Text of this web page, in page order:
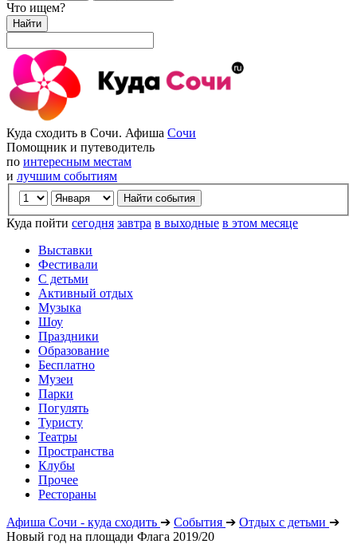
Что ищем?
Найти
Куда сходить в Сочи. Афиша Сочи
Помощник и путеводитель
по интересным местам
и лучшим событиям
Куда пойти сегодня завтра в выходные в этом месяце
Выставки
Фестивали
С детьми
Активный отдых
Музыка
Шоу
Праздники
Образование
Бесплатно
Музеи
Парки
Погулять
Туристу
Театры
Пространства
Клубы
Прочее
Рестораны
Афиша Сочи - куда сходить ➔ События ➔ Отдых с детьми ➔
Новый год на площади Флага 2019/20